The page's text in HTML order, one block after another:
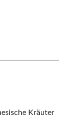
Kräuter